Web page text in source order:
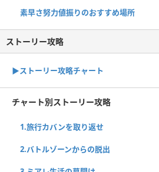
素早さ努力値振りのおすすめ場所
ストーリー攻略
▶︎ストーリー攻略チャート
チャート別ストーリー攻略
1.旅行カバンを取り返せ
2.バトルゾーンからの脱出